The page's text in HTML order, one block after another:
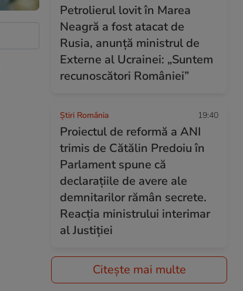
Petrolierul lovit în Marea
Neagră a fost atacat de
Rusia, anunță ministrul de
Externe al Ucrainei: „Suntem
recunoscători României”
Știri România 19:40
Proiectul de reformă a ANI
trimis de Cătălin Predoiu în
Parlament spune că
declarațiile de avere ale
demnitarilor rămân secrete.
Reacția ministrului interimar
al Justiției
Citește mai multe